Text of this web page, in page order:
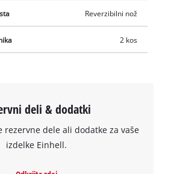
Reverzibilni nož
2 kos
deli & dodatki
rezervne dele ali dodatke za vaše
izdelke Einhell.